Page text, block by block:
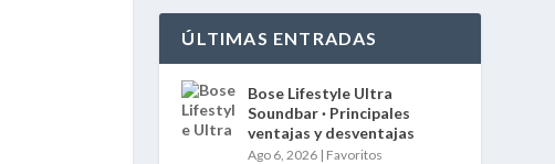
ÚLTIMAS ENTRADAS
Bose Lifestyle Ultra
Soundbar · Principales
ventajas y desventajas
Ago 6, 2026 | Favoritos